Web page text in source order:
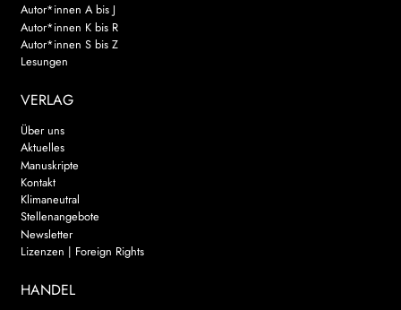
Autor*innen A bis J
Autor*innen K bis R
Autor*innen S bis Z
Lesungen
VERLAG
Über uns
Aktuelles
Manuskripte
Kontakt
Klimaneutral
Stellenangebote
Newsletter
Lizenzen | Foreign Rights
HANDEL